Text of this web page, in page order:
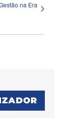
na Era